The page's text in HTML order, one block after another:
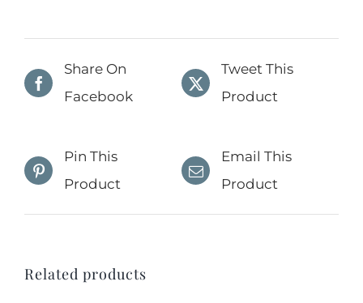
Share On
Facebook
Tweet This
Product
Pin This
Product
Email This
Product
Related products